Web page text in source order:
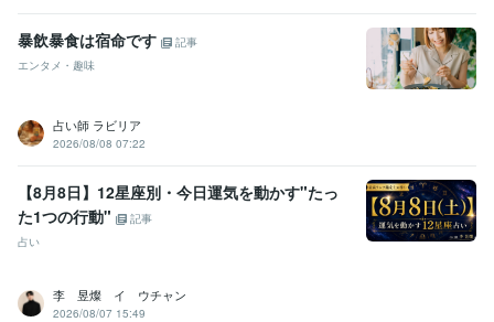
得意分野
悩み相談・カウンセリング
メンタル、鬱
病、パニック障害のお悩み相談
不登校・子育てのお悩み相談
話し相手
占い タロット・オラクルカード占い
ド
オラクルカード 恋愛占い 悩み占い ヒーリング
アチューンメント
インナーチャイルド
暴飲暴食は宿命です
記事
エンタメ・趣味
占い師 ラビリア
2026/08/08 07:22
【8月8日】12星座別・今日運気を動かす"たっ
た1つの行動"
記事
占い
李 昱燦 イ ウチャン
2026/08/07 15:49